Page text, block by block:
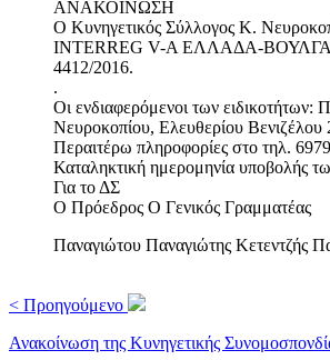
ΑΝΑΚΟΙΝΩΣΗ
Ο Κυνηγετικός Σύλλογος Κ.
INTERREG V-A ΕΛΛΑΔΑ-ΒΟΥΛΓΑΡΙΑ
4412/2016.
.
Οι ενδιαφερόμενοι των
Νευροκοπίου, Ελευθερίου
Περαιτέρω πληροφορίες στο τηλ.
Καταληκτική ημερομηνία υποβολής
Για το ΔΣ
Ο Πρόεδρος Ο Γενικός Γραμματέας
Παναγιώτου Παναγιώτης Κετεντζής
< Προηγούμενο
Ανακοίνωση της Κυνηγετικής